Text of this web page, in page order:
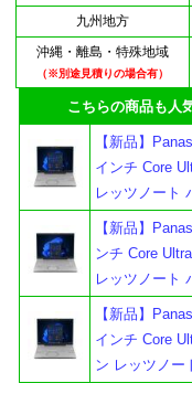
九州地方
沖縄・離島・特殊地域
（※別途見積りの場合有）
こちらの商品も人気
【新品】
インチ Core
レッツノート
【新品】
ンチ Core
レッツノート
【新品】
インチ Core
ン レッツノー